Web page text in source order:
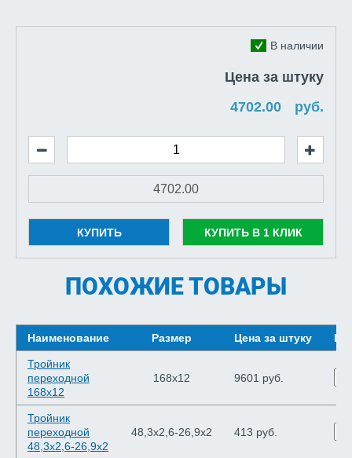
В наличии
Цена за штуку
руб.
КУПИТЬ КУПИТЬ В 1 КЛИК
ПОХОЖИЕ ТОВАРЫ
Наименование Размер Цена за штуку
Тройник
переходной
168х12
168х12 9601 руб.
Тройник
переходной
48,3х2,6-26,9х2
48,3х2,6-26,9х2 413 руб.